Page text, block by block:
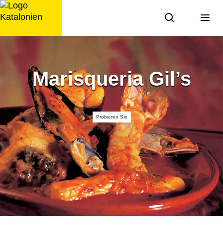
Zum
Inhalt
Marisqueria Gil’s
Probieren Sie